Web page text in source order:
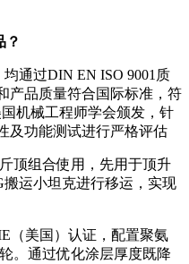
？
均通过DIN EN ISO 9001质
产品质量符合国际标准，符
机械工程师学会颁发，针
及功能测试进行严格评估
顶组合使用，先用于顶升
运小坦克进行移运，实现
（美国）认证，配置聚氨
。通过优化涂层厚度既降